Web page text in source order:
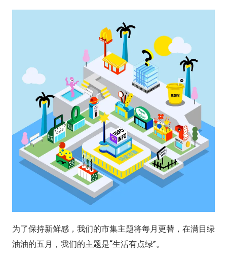
为了保持新鲜感，我们的市集主题将每月更替，在满目绿
油油的五月，我们的主题是“生活有点绿”。